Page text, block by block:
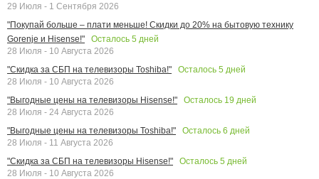
29 Июля - 1 Сентября 2026
"Покупай больше – плати меньше! Скидки до 20% на бытовую технику
Gorenje и Hisense!"
Осталось 5 дней
28 Июля - 10 Августа 2026
"Скидка за СБП на телевизоры Toshiba!"
Осталось 5 дней
28 Июля - 10 Августа 2026
"Выгодные цены на телевизоры Hisense!"
Осталось 19 дней
28 Июля - 24 Августа 2026
"Выгодные цены на телевизоры Toshiba!"
Осталось 6 дней
28 Июля - 11 Августа 2026
"Скидка за СБП на телевизоры Hisense!"
Осталось 5 дней
28 Июля - 10 Августа 2026